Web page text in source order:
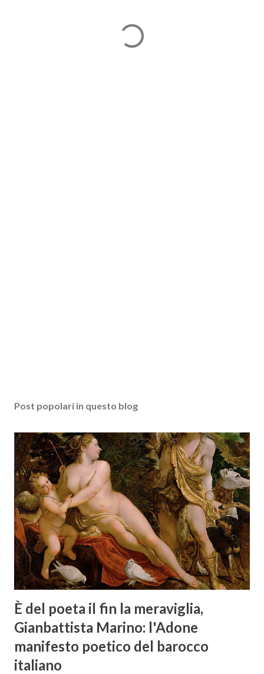
Post popolari in questo blog
È del poeta il fin la meraviglia,
Gianbattista Marino: l'Adone
manifesto poetico del barocco
italiano